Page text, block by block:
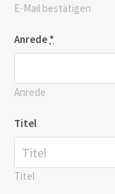
E-Mail bestätigen
Anrede *
Anrede
Titel
Titel